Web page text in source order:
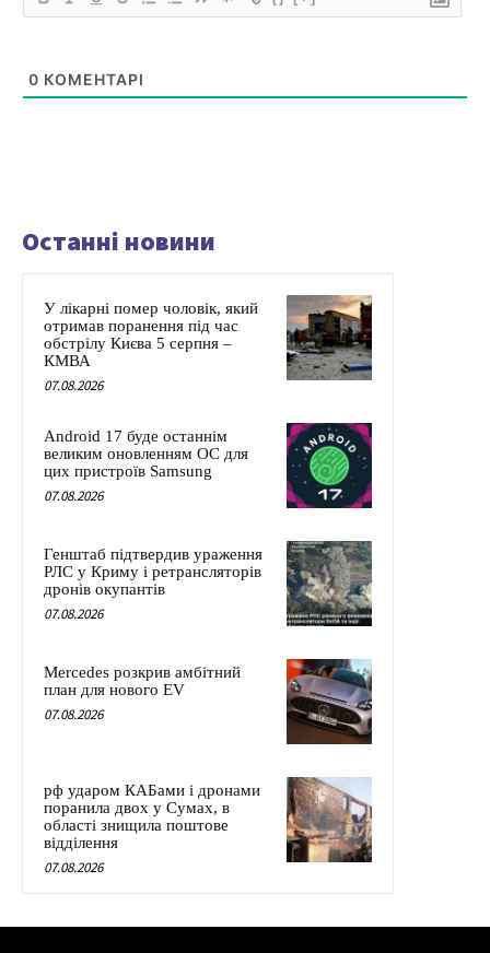
0 КОМЕНТАРІ
Останні новини
У лікарні помер чоловік, який
отримав поранення під час
обстрілу Києва 5 серпня –
КМВА
07.08.2026
Android 17 буде останнім
великим оновленням ОС для
цих пристроїв Samsung
07.08.2026
Генштаб підтвердив ураження
РЛС у Криму і ретрансляторів
дронів окупантів
07.08.2026
Mercedes розкрив амбітний
план для нового EV
07.08.2026
рф ударом КАБами і дронами
поранила двох у Сумах, в
області знищила поштове
відділення
07.08.2026